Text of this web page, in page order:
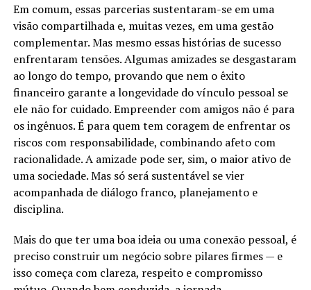
Em comum, essas parcerias sustentaram-se em uma
visão compartilhada e, muitas vezes, em uma gestão
complementar. Mas mesmo essas histórias de sucesso
enfrentaram tensões. Algumas amizades se desgastaram
ao longo do tempo, provando que nem o êxito
financeiro garante a longevidade do vínculo pessoal se
ele não for cuidado. Empreender com amigos não é para
os ingênuos. É para quem tem coragem de enfrentar os
riscos com responsabilidade, combinando afeto com
racionalidade. A amizade pode ser, sim, o maior ativo de
uma sociedade. Mas só será sustentável se vier
acompanhada de diálogo franco, planejamento e
disciplina.
Mais do que ter uma boa ideia ou uma conexão pessoal, é
preciso construir um negócio sobre pilares firmes — e
isso começa com clareza, respeito e compromisso